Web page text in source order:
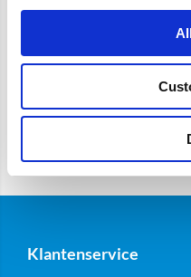
Klantenservice